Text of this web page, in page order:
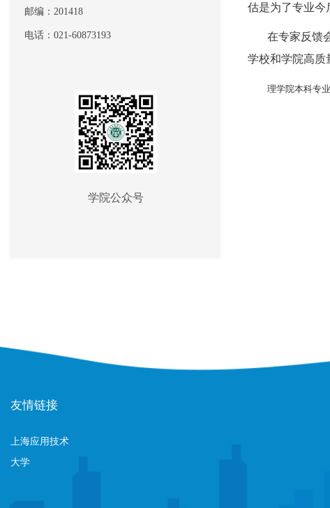
邮编：201418
电话：021-60873193
学院公众号
估是为了专业今
在专家反馈
学校和学院高质
理学院本科专
友情链接
上海应用技术
大学